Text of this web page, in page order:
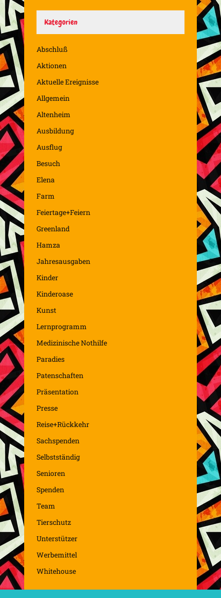
Kategorien
Abschluß
Aktionen
Aktuelle Ereignisse
Allgemein
Altenheim
Ausbildung
Ausflug
Besuch
Elena
Farm
Feiertage+Feiern
Greenland
Hamza
Jahresausgaben
Kinder
Kinderoase
Kunst
Lernprogramm
Medizinische Nothilfe
Paradies
Patenschaften
Präsentation
Presse
Reise+Rückkehr
Sachspenden
Selbstständig
Senioren
Spenden
Team
Tierschutz
Unterstützer
Werbemittel
Whitehouse